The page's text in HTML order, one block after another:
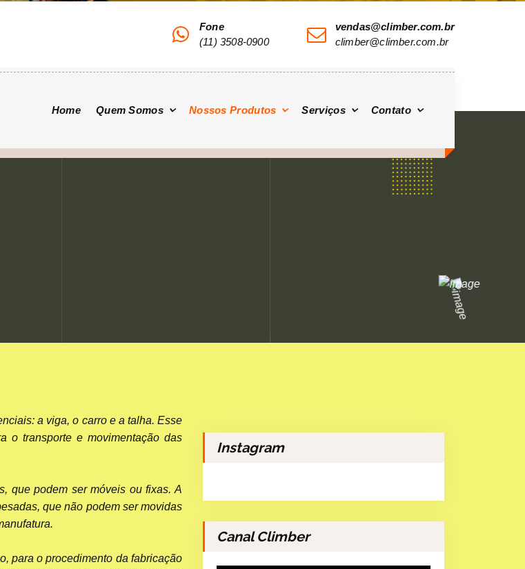
Fone
(11) 3508-0900
vendas@climber.com.br
climber@climber.com.br
Home Quem Somos Nossos Produtos Serviços Contato
a viga, o carro e a talha. Esse
o transporte e movimentação das
que podem ser móveis ou fixas. A
que não podem ser movidas
para o procedimento da fabricação
Instagram
Canal Climber